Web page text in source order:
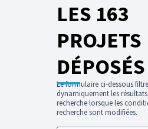
LES 163
PROJETS
DÉPOSÉS
Le formulaire ci-dessous filtre
dynamiquement les
recherche lorsque les
recherche sont modifiées.